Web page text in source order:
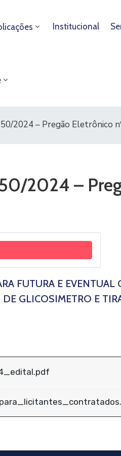
Institucional
2024 – Pregão Eletrônico
2024 –
FUTURA E EVENTUAL
GLICOSIMETRO E